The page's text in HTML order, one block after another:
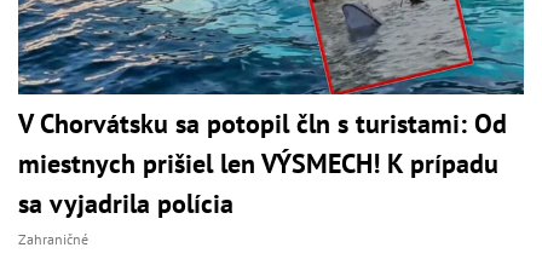
V Chorvátsku sa potopil čln s turistami: Od
miestnych prišiel len VÝSMECH! K prípadu
sa vyjadrila polícia
Zahraničné